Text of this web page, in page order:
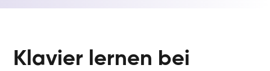
Klavier lernen bei